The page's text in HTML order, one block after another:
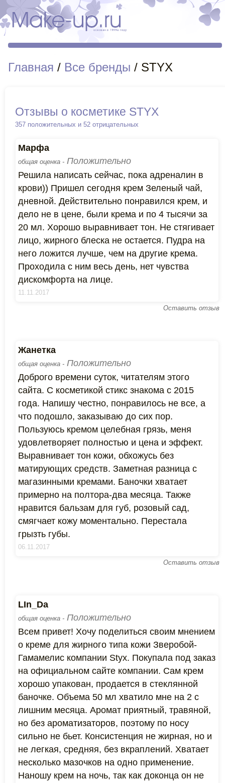
Главная / Все бренды / STYX
Отзывы о косметике STYX
357 положительных и 52 отрицательных
Марфа
общая оценка - Положительно
Решила написать сейчас, пока адреналин в
крови)) Пришел сегодня крем Зеленый чай,
дневной. Действительно понравился крем, и
дело не в цене, были крема и по 4 тысячи за
20 мл. Хорошо выравнивает тон. Не стягивает
лицо, жирного блеска не остается. Пудра на
него ложится лучше, чем на другие крема.
Проходила с ним весь день, нет чувства
дискомфорта на лице.
11.11.2017
Оставить отзыв
Жанетка
общая оценка - Положительно
Доброго времени суток, читателям этого
сайта. С косметикой стикс знакома с 2015
года. Напишу честно, понравилось не все, а
что подошло, заказываю до сих пор.
Пользуюсь кремом целебная грязь, меня
удовлетворяет полностью и цена и эффект.
Выравнивает тон кожи, обхожусь без
матирующих средств. Заметная разница с
магазинными кремами. Баночки хватает
примерно на полтора-два месяца. Также
нравится бальзам для губ, розовый сад,
смягчает кожу моментально. Перестала
грызть губы.
06.11.2017
Оставить отзыв
LIn_Da
общая оценка - Положительно
Всем привет! Хочу поделиться своим мнением
о креме для жирного типа кожи Зверобой-
Гамамелис компании Styx. Покупала под заказ
на официальном сайте компании. Сам крем
хорошо упакован, продается в стеклянной
баночке. Объема 50 мл хватило мне на 2 с
лишним месяца. Аромат приятный, травяной,
но без ароматизаторов, поэтому по носу
сильно не бьет. Консистенция не жирная, но и
не легкая, средняя, без вкраплений. Хватает
несколько мазочков на одно применение.
Наношу крем на ночь, так как доконца он не